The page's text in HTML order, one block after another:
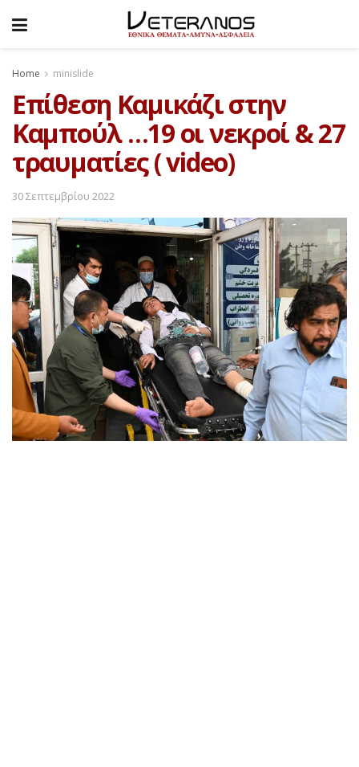
Home minislide
Επίθεση Καμικάζι στην
Καμπούλ …19 οι νεκροί & 27
τραυματίες ( video)
30 Σεπτεμβρίου 2022